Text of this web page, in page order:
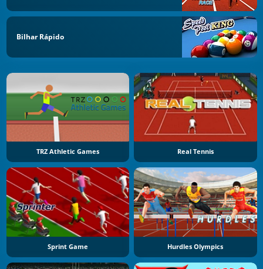
Bilhar Rápido
TRZ Athletic Games Real Tennis
Sprint Game Hurdles Olympics